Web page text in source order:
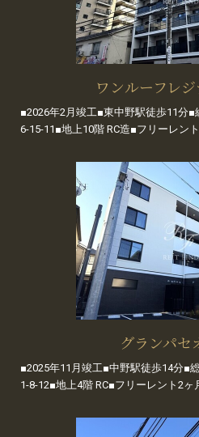
ワンルーフレ
■2026年2月竣工■東中野駅徒歩11分
6-15-11■地上10階 RC造■フリーレン
グランパセ
■2025年11月竣工■中野駅徒歩14分■
1-8-12■地上4階 RC■フリーレント2ヶ